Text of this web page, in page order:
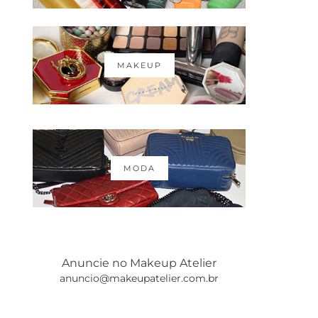
MAKEUP
MODA
Anuncie no Makeup Atelier
anuncio@makeupatelier.com.br